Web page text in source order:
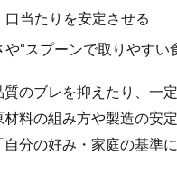
当たりを安定させる
や“スプーンで取りやすい
のブレを抑えたり、一
料の組み方や製造の安
分の好み・家庭の基準